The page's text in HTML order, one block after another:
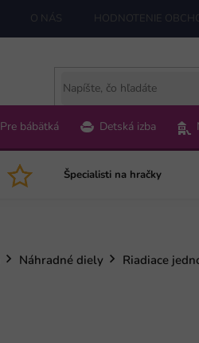
O NÁS HODNOTENIE
Pre bábätká Detská izba
Špecialisti na hračky
Náhradné diely Riadiace